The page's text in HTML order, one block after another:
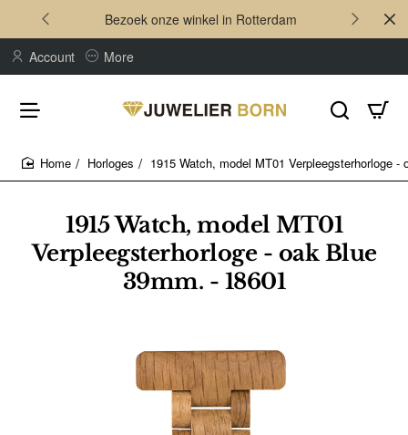
Bezoek onze winkel in Rotterdam
Account More
1915 Watch, model MT01
Verpleegsterhorloge - oak Blue
39mm. - 18601
Horloges 1915 Watch, model MT01 Verpleegsterhorloge -